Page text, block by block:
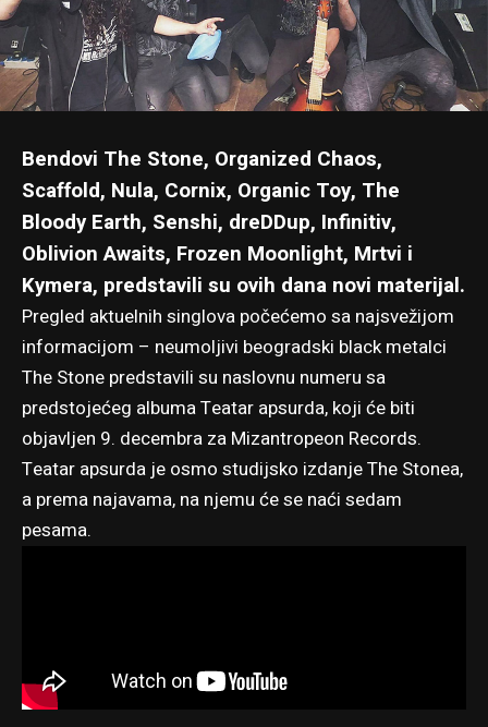
Bendovi The Stone, Organized Chaos,
Scaffold, Nula, Cornix, Organic Toy, The
Bloody Earth, Senshi, dreDDup, Infinitiv,
Oblivion Awaits, Frozen Moonlight, Mrtvi i
Kymera, predstavili su ovih dana novi materijal.
Pregled aktuelnih singlova počećemo sa najsvežijom
informacijom – neumoljivi beogradski black metalci
The Stone predstavili su naslovnu numeru sa
predstojećeg albuma Teatar apsurda, koji će biti
objavljen 9. decembra za Mizantropeon Records.
Teatar apsurda je osmo studijsko izdanje The Stonea,
a prema najavama, na njemu će se naći sedam
pesama.